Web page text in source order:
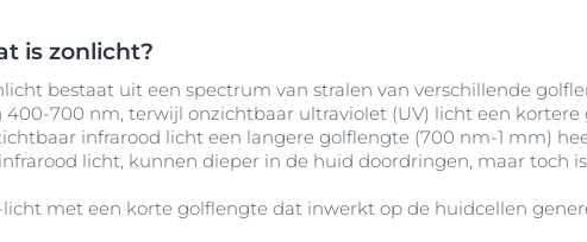
is zonlicht?
bestaat uit een spectrum van stralen van verschillende
400-700 nm, terwijl onzichtbaar ultraviolet (UV) licht een
infrarood licht een langere golflengte (700 nm-1 mm)
licht, kunnen dieper in de huid doordringen, maar toch
licht met een korte golflengte dat inwerkt op de huidcellen